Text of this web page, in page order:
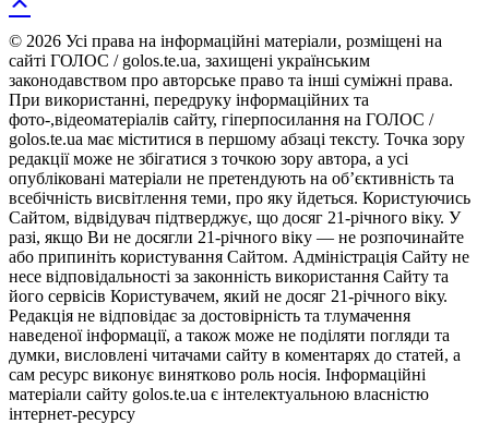
© 2026 Усі права на інформаційні матеріали, розміщені на
сайті ГОЛОС / golos.te.ua, захищені українським
законодавством про авторське право та інші суміжні права.
При використанні, передруку інформаційних та
фото-,відеоматеріалів сайту, гіперпосилання на ГОЛОС /
golos.te.ua має міститися в першому абзаці тексту. Точка зору
редакції може не збігатися з точкою зору автора, а усі
опубліковані матеріали не претендують на об’єктивність та
всебічність висвітлення теми, про яку йдеться. Користуючись
Сайтом, відвідувач підтверджує, що досяг 21-річного віку. У
разі, якщо Ви не досягли 21-річного віку — не розпочинайте
або припиніть користування Сайтом. Адміністрація Сайту не
несе відповідальності за законність використання Сайту та
його сервісів Користувачем, який не досяг 21-річного віку.
Редакція не відповідає за достовірність та тлумачення
наведеної інформації, а також може не поділяти погляди та
думки, висловлені читачами сайту в коментарях до статей, а
сам ресурс виконує винятково роль носія. Інформаційні
матеріали сайту golos.te.ua є інтелектуальною власністю
інтернет-ресурсу